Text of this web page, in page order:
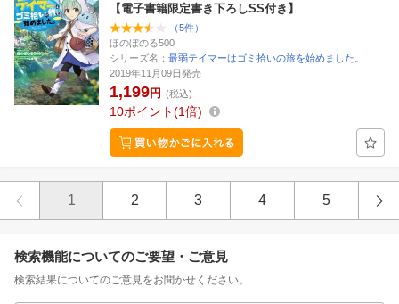
【電子書籍限定書き下ろしSS付き】
（5件）
ほのぼのる500
シリーズ名： 最弱テイマーはゴミ拾いの旅を始めました。
2019年11月09日発売
1,199円 (税込)
10ポイント 1倍
1 2 3 4 5
検索機能についてのご要望・ご意見
検索結果についてのご意見をお聞かせください。